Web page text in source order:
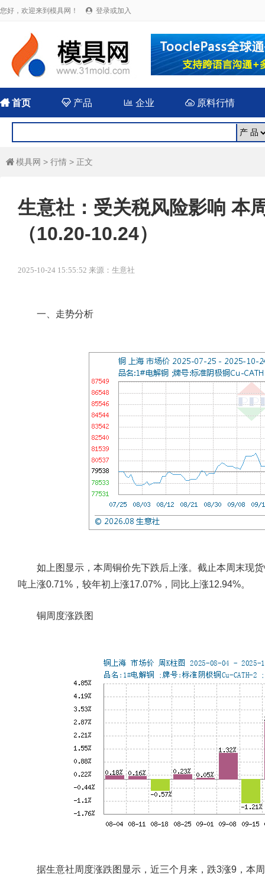
您好，欢迎来到模具网！  登录或加入
首页  产品 企业 原料行情
 模具网 > 行情 > 正文
生意社：受关税风险影响 本
（10.20-10.24）
2025-10-24 15:55:52 来源：生意社
一、走势分析
如上图显示，本周铜价先下跌后上涨。截止本周末现货
吨上涨0.71%，较年初上涨17.07%，同比上涨12.94%。
铜周度涨跌图
据生意社周度涨跌图显示，近三个月来，跌3涨9，本周